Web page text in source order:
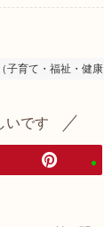
子育て・福祉・健康
いです